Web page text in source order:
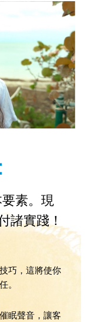
素。現
諸實踐！
巧，這將使你
。
眠聲音，讓客